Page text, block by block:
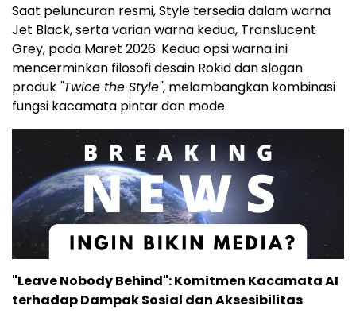
Saat peluncuran resmi, Style tersedia dalam warna
Jet Black, serta varian warna kedua, Translucent
Grey, pada Maret 2026. Kedua opsi warna ini
mencerminkan filosofi desain Rokid dan slogan
produk "Twice the Style", melambangkan kombinasi
fungsi kacamata pintar dan mode.
"Leave Nobody Behind": Komitmen Kacamata AI
terhadap Dampak Sosial dan Aksesibilitas